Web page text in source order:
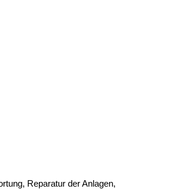
Reparatur der Anlagen,